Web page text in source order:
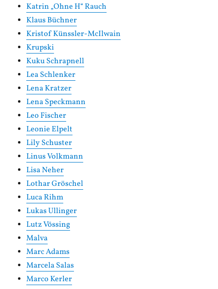
Katrin „Ohne H“ Rauch
Klaus Büchner
Kristof Künssler-McIlwain
Krupski
Kuku Schrapnell
Lea Schlenker
Lena Kratzer
Lena Speckmann
Leo Fischer
Leonie Elpelt
Lily Schuster
Linus Volkmann
Lisa Neher
Lothar Gröschel
Luca Rihm
Lukas Ullinger
Lutz Vössing
Malva
Marc Adams
Marcela Salas
Marco Kerler